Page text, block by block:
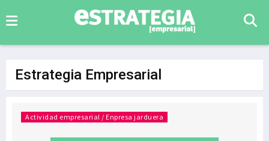
Estrategia Empresarial
Actividad empresarial / Enpresa jarduera